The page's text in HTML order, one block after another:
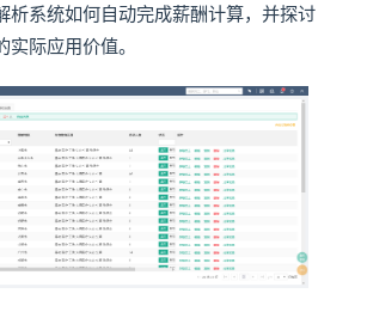
析系统如何自动完成薪酬计算，并探讨
际应用价值。